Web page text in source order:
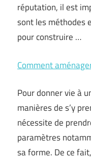
réputation, il est
sont les méthodes
pour construire …
Comment
Pour donner vie à
manières de s’y
nécessite de
paramètres
sa forme. De ce